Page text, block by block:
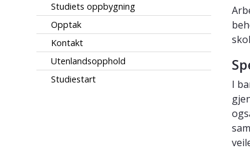
Studiets oppbygning
Opptak
Kontakt
Utenlandsopphold
Studiestart
I